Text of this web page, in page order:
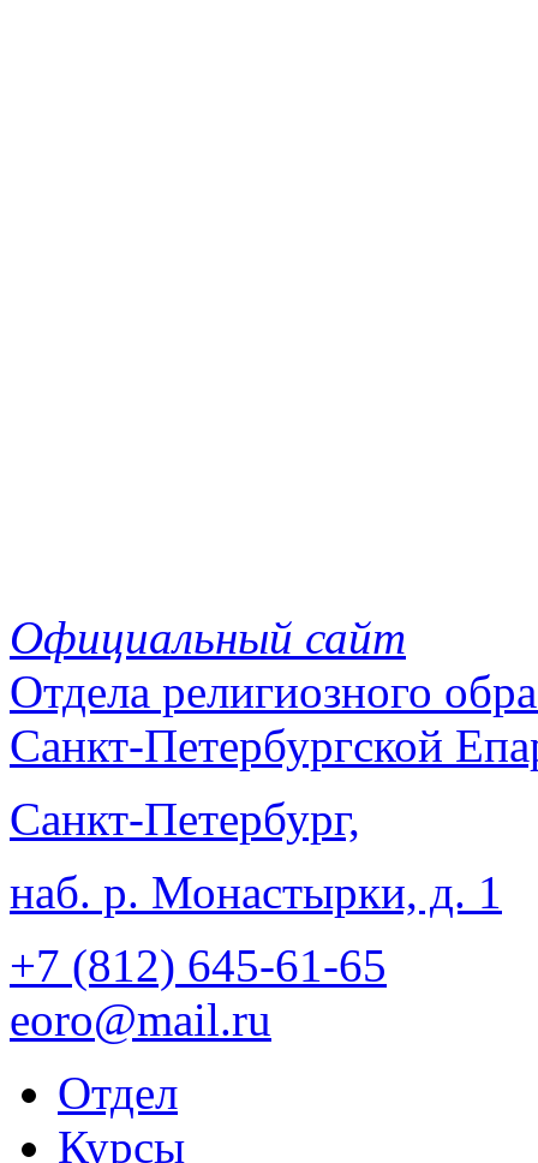
Официальный сайт
Отдела религиозного
Санкт-Петербургской
Санкт-Петербург,
наб. р. Монастырки, д. 1
+7 (812) 645-61-65
eoro@mail.ru
Отдел
Курсы